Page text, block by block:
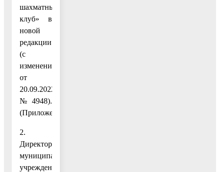
шахматный
клуб» в
новой
редакции»
(с
изменениями
от
20.09.2022
№ 4948).
(Приложение.)
2.
Директору
муниципального
учреждения